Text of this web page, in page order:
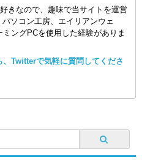
きなので、趣味で当サイトを運営
ソコン工房、エイリアンウェ
ングPCを使用した経験がありま
Twitterで気軽に質問してくださ